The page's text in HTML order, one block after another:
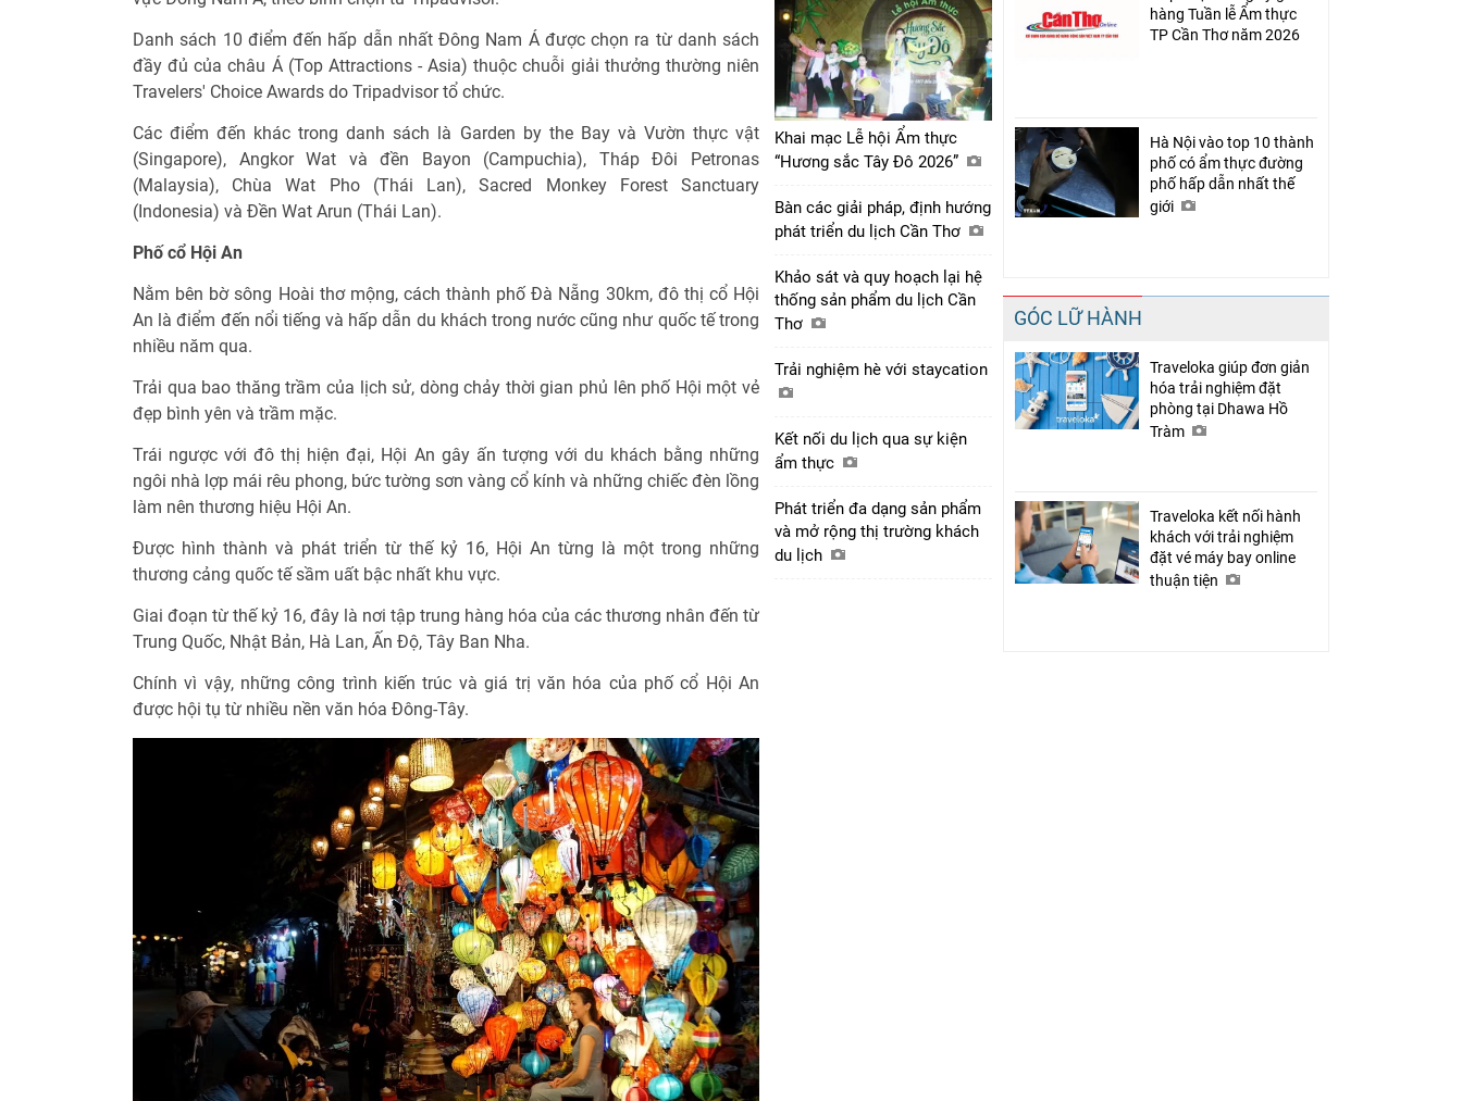
Danh sách 10 điểm đến hấp dẫn nhất Đông Nam Á được chọn ra từ danh sách
đầy đủ của châu Á (Top Attractions - Asia) thuộc chuỗi giải thưởng thường niên
Travelers' Choice Awards do Tripadvisor tổ chức.
Các điểm đến khác trong danh sách là Garden by the Bay và Vườn thực vật
(Singapore), Angkor Wat và đền Bayon (Campuchia), Tháp Đôi Petronas
(Malaysia), Chùa Wat Pho (Thái Lan), Sacred Monkey Forest Sanctuary
(Indonesia) và Đền Wat Arun (Thái Lan).
Phố cổ Hội An
Nằm bên bờ sông Hoài thơ mộng, cách thành phố Đà Nẵng 30km, đô thị cổ Hội
An là điểm đến nổi tiếng và hấp dẫn du khách trong nước cũng như quốc tế trong
nhiều năm qua.
Trải qua bao thăng trầm của lịch sử, dòng chảy thời gian phủ lên phố Hội một vẻ
đẹp bình yên và trầm mặc.
Trái ngược với đô thị hiện đại, Hội An gây ấn tượng với du khách bằng những
ngôi nhà lợp mái rêu phong, bức tường sơn vàng cổ kính và những chiếc đèn lồng
làm nên thương hiệu Hội An.
Được hình thành và phát triển từ thế kỷ 16, Hội An từng là một trong những
thương cảng quốc tế sầm uất bậc nhất khu vực.
Giai đoạn từ thế kỷ 16, đây là nơi tập trung hàng hóa của các thương nhân đến từ
Trung Quốc, Nhật Bản, Hà Lan, Ấn Độ, Tây Ban Nha.
Chính vì vậy, những công trình kiến trúc và giá trị văn hóa của phố cổ Hội An
được hội tụ từ nhiều nền văn hóa Đông-Tây.
Khai mạc Lễ hội Ẩm thực
“Hương sắc Tây Đô 2026”
Bàn các giải pháp, định hướng
phát triển du lịch Cần Thơ
Khảo sát và quy hoạch lại hệ
thống sản phẩm du lịch Cần
Thơ
Trải nghiệm hè với staycation
Kết nối du lịch qua sự kiện
ẩm thực
Phát triển đa dạng sản phẩm
và mở rộng thị trường khách
du lịch
hàng Tuần lễ Ẩm thực
TP Cần Thơ năm 2026
Hà Nội vào top 10 thành
phố có ẩm thực đường
phố hấp dẫn nhất thế
giới
GÓC LỮ HÀNH
Traveloka giúp đơn giản
hóa trải nghiệm đặt
phòng tại Dhawa Hồ
Tràm
Traveloka kết nối hành
khách với trải nghiệm
đặt vé máy bay online
thuận tiện